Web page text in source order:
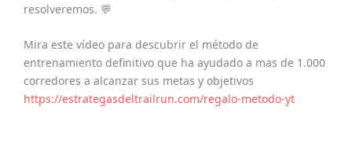
resolveremos. 💬
Mira este vídeo para descubrir el método de
entrenamiento definitivo que ha ayudado a mas de 1.000
corredores a alcanzar sus metas y objetivos
https://estrategasdeltrailrun.com/regalo-metodo-yt